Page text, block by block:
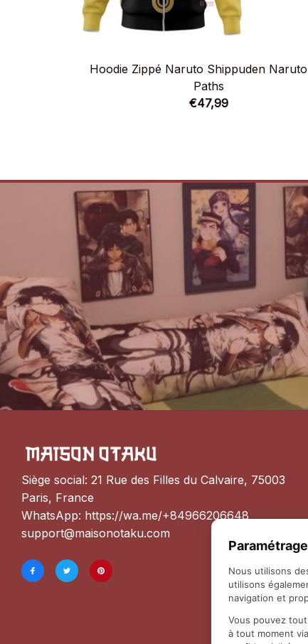
Hoodie Zippé Naruto Shippuden
Paths
€47,99
Siège social: 21 Rue des Filles du Calvaire, 75003
Paris, France
WhatsApp: https://wa.me/+84966206648
support@maisonotaku.com
Nous utilisons
utilisons
navigation et
Vous pouvez
à tout moment